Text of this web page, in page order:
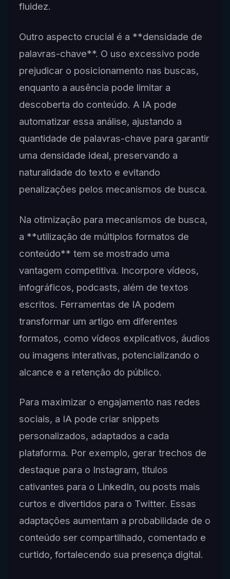
fluidez.
Outro aspecto crucial é a **densidade de
palavras-chave**. O uso excessivo pode
prejudicar o posicionamento nas buscas,
enquanto a ausência pode limitar a
descoberta do conteúdo. A IA pode
automatizar essa análise, ajustando a
quantidade de palavras-chave para garantir
uma densidade ideal, preservando a
naturalidade do texto e evitando
penalizações pelos mecanismos de busca.
Na otimização para mecanismos de busca,
a **utilização de múltiplos formatos de
conteúdo** tem se mostrado uma
vantagem competitiva. Incorpore vídeos,
infográficos, podcasts, além de textos
escritos. Ferramentas de IA podem
transformar um artigo em diferentes
formatos, como vídeos explicativos, áudios
ou imagens interativas, potencializando o
alcance e a retenção do público.
Para maximizar o engajamento nas redes
sociais, a IA pode criar snippets
personalizados, adaptados a cada
plataforma. Por exemplo, gerar trechos de
destaque para o Instagram, títulos
cativantes para o LinkedIn, ou posts mais
curtos e divertidos para o Twitter. Essas
adaptações aumentam a probabilidade de o
conteúdo ser compartilhado, comentado e
curtido, fortalecendo sua presença digital.